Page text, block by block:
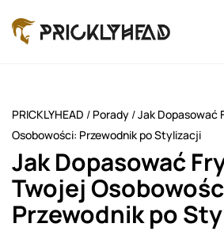
PRICKLYHEAD / Porady /Jak Dopasować
Osobowości: Przewodnik po Stylizacji
Jak Dopasować
Twojej
Przewodnik po